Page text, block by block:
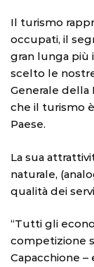
Il turismo
occupati, il
gran lunga più
scelto le
Generale della
che il turismo
Paese.
La sua
naturale,
qualità dei
“Tutti gli
competizione
Capacchione